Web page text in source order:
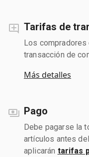
Tarifas de
Los compradores
transacción de
Más detalles
Pago
Debe pagarse la
artículos antes del
aplicarán tarifas